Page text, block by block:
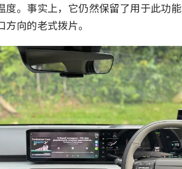
度。事实上，它仍然保留了用于此功
向的老式拨片。